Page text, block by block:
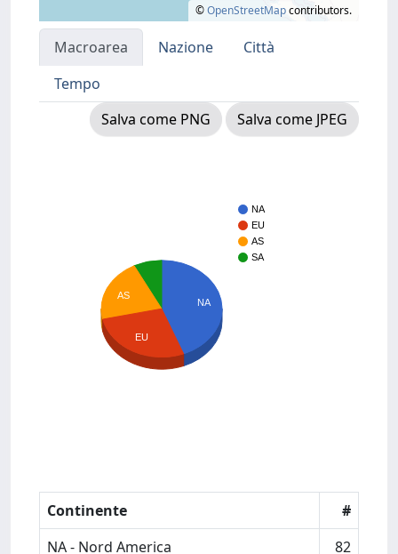
©OpenStreetMapcontributors.
Macroarea Nazione
Città
Tempo
Salva come PNG
Salva come JPEG
NA
EU
AS
SA
NA
AS
EU
Continente
#
NA - Nord America
82